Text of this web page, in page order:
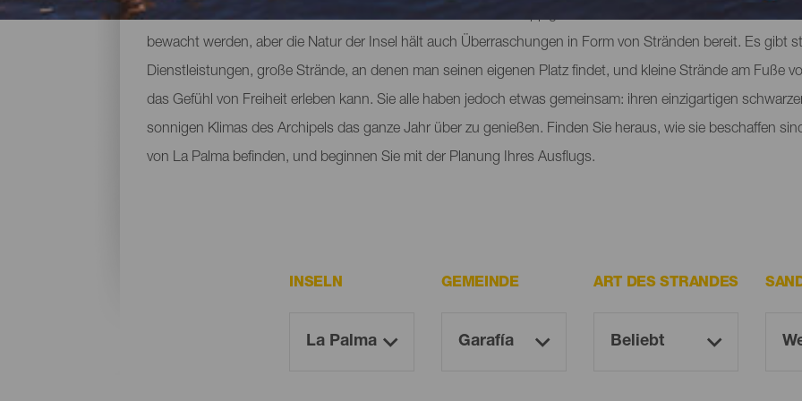
bewacht werden, aber die Natur der Insel hält auch Überraschungen in Form von Stränden bereit. Es gibt
Dienstleistungen, große Strände, an denen man seinen eigenen Platz findet, und kleine Strände am Fuße
das Gefühl von Freiheit erleben kann. Sie alle haben jedoch etwas gemeinsam: ihren einzigartigen
sonnigen Klimas des Archipels das ganze Jahr über zu genießen. Finden Sie heraus, wie sie beschaffen
von La Palma befinden, und beginnen Sie mit der Planung Ihres Ausflugs.
INSELN GEMEINDE ART DES STRANDES